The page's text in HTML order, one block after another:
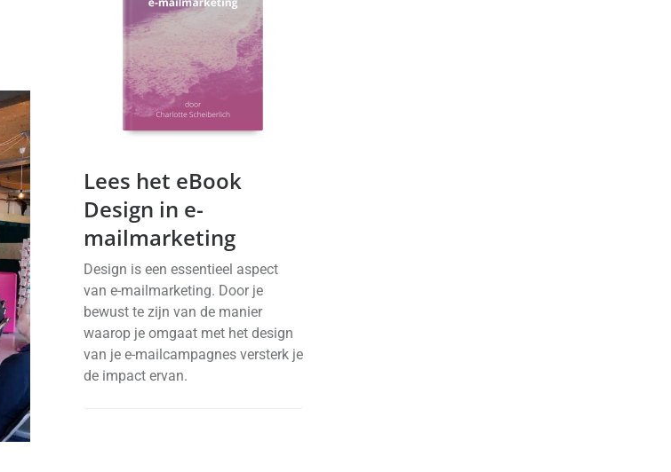
Lees het eBook
Design in e-
mailmarketing
Design is een essentieel aspect
van e-mailmarketing. Door je
bewust te zijn van de manier
waarop je omgaat met het design
van je e-mailcampagnes versterk je
de impact ervan.